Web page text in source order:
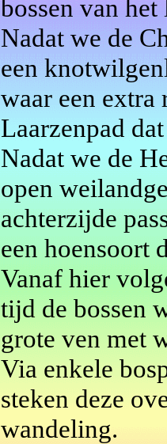
bossen van
Nadat we de
een
waar een extra
Laarzenpad
Nadat we de
open
achterzijde
een hoensoort
Vanaf hier
tijd de bossen
grote ven met
Via enkele
steken deze
wandeling.